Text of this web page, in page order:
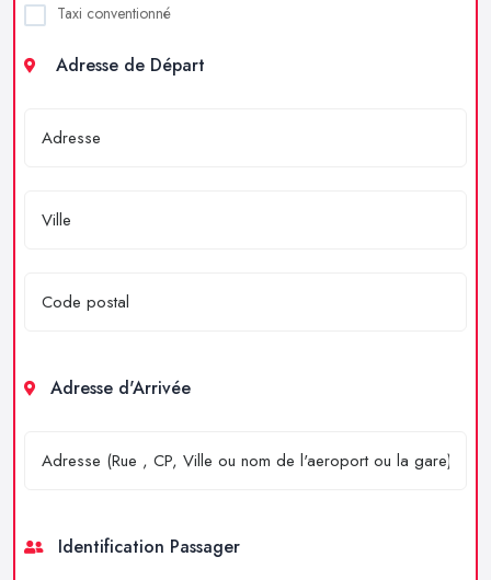
Taxi conventionné
Adresse de Départ
Adresse d'Arrivée
Identification Passager